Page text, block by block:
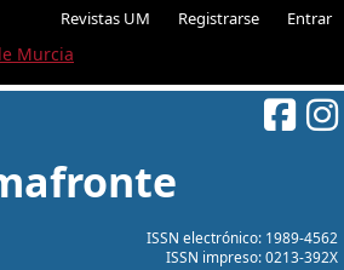
Revistas UM Registrarse Entrar
ISSN electrónico: 1989-4562
ISSN impreso:0213-392X